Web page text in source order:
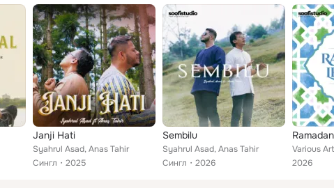
Janji Hati
Syahrul Asad, Anas Tahir
Сингл
2025
Sembilu
Syahrul Asad, Anas Tahir
Сингл
2026
2026